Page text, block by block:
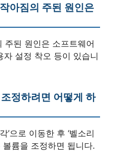
아짐의 주된 원인은
주된 원인은 소프트웨어
설정 착오 등이 있습니
정하려면 어떻게 하
’으로 이동한 후 ‘벨소리
볼륨을 조정하면 됩니다.